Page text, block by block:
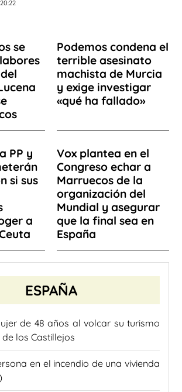
se
Podemos condena el
terrible asesinato
machista de Murcia
y exige investigar
«qué ha fallado»
PP y
si sus
a
Vox plantea en el
Congreso echar a
Marruecos de la
organización del
Mundial y asegurar
que la final sea en
España
ESPAÑA
de 48 años al volcar su turismo
los Castillejos
en el incendio de una vivienda